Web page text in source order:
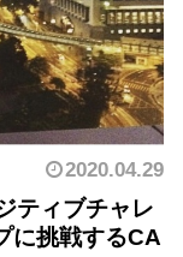
2020.04.29
ティブチャレ
に挑戦するCA